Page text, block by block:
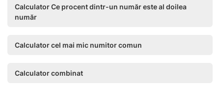
Calculator Ce procent dintr-un număr este al doilea
număr
Calculator cel mai mic numitor comun
Calculator combinat